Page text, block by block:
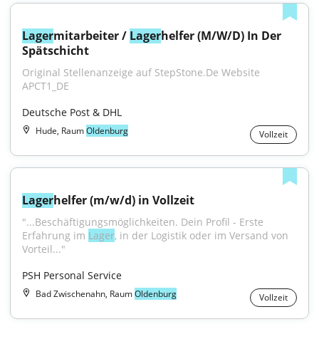
Lagermitarbeiter / Lagerhelfer (M/W/D) In Der
Spätschicht
Original Stellenanzeige auf StepStone.De Website
APCT1_DE
Deutsche Post & DHL
Hude, RaumOldenburg Vollzeit
Lagerhelfer (m/w/d) in Vollzeit
"...Beschäftigungsmöglichkeiten. Dein Profil - Erste
Erfahrung im Lager, in der Logistik oder im Versand von
Vorteil..."
PSH Personal Service
Bad Zwischenahn, RaumOldenburg Vollzeit